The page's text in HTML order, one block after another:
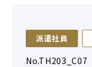
派遣社員
No.TH203_C07